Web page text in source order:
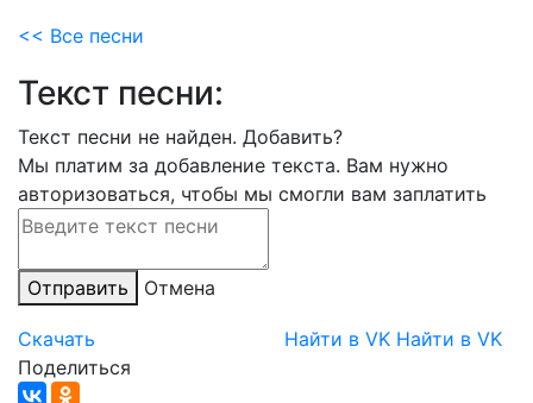
<< Все песни
Текст песни:
Текст песни не найден. Добавить?
Мы платим за добавление текста. Вам нужно
авторизоваться, чтобы мы смогли вам заплатить
Отправить Отмена
Скачать Найти в VK Найти в VK
Поделиться